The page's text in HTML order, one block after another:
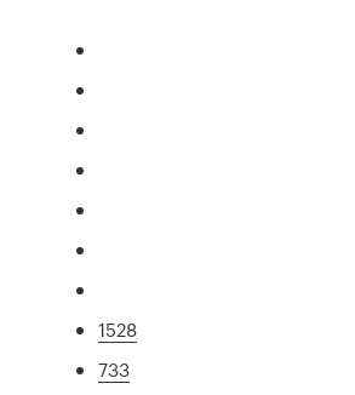
1528
733